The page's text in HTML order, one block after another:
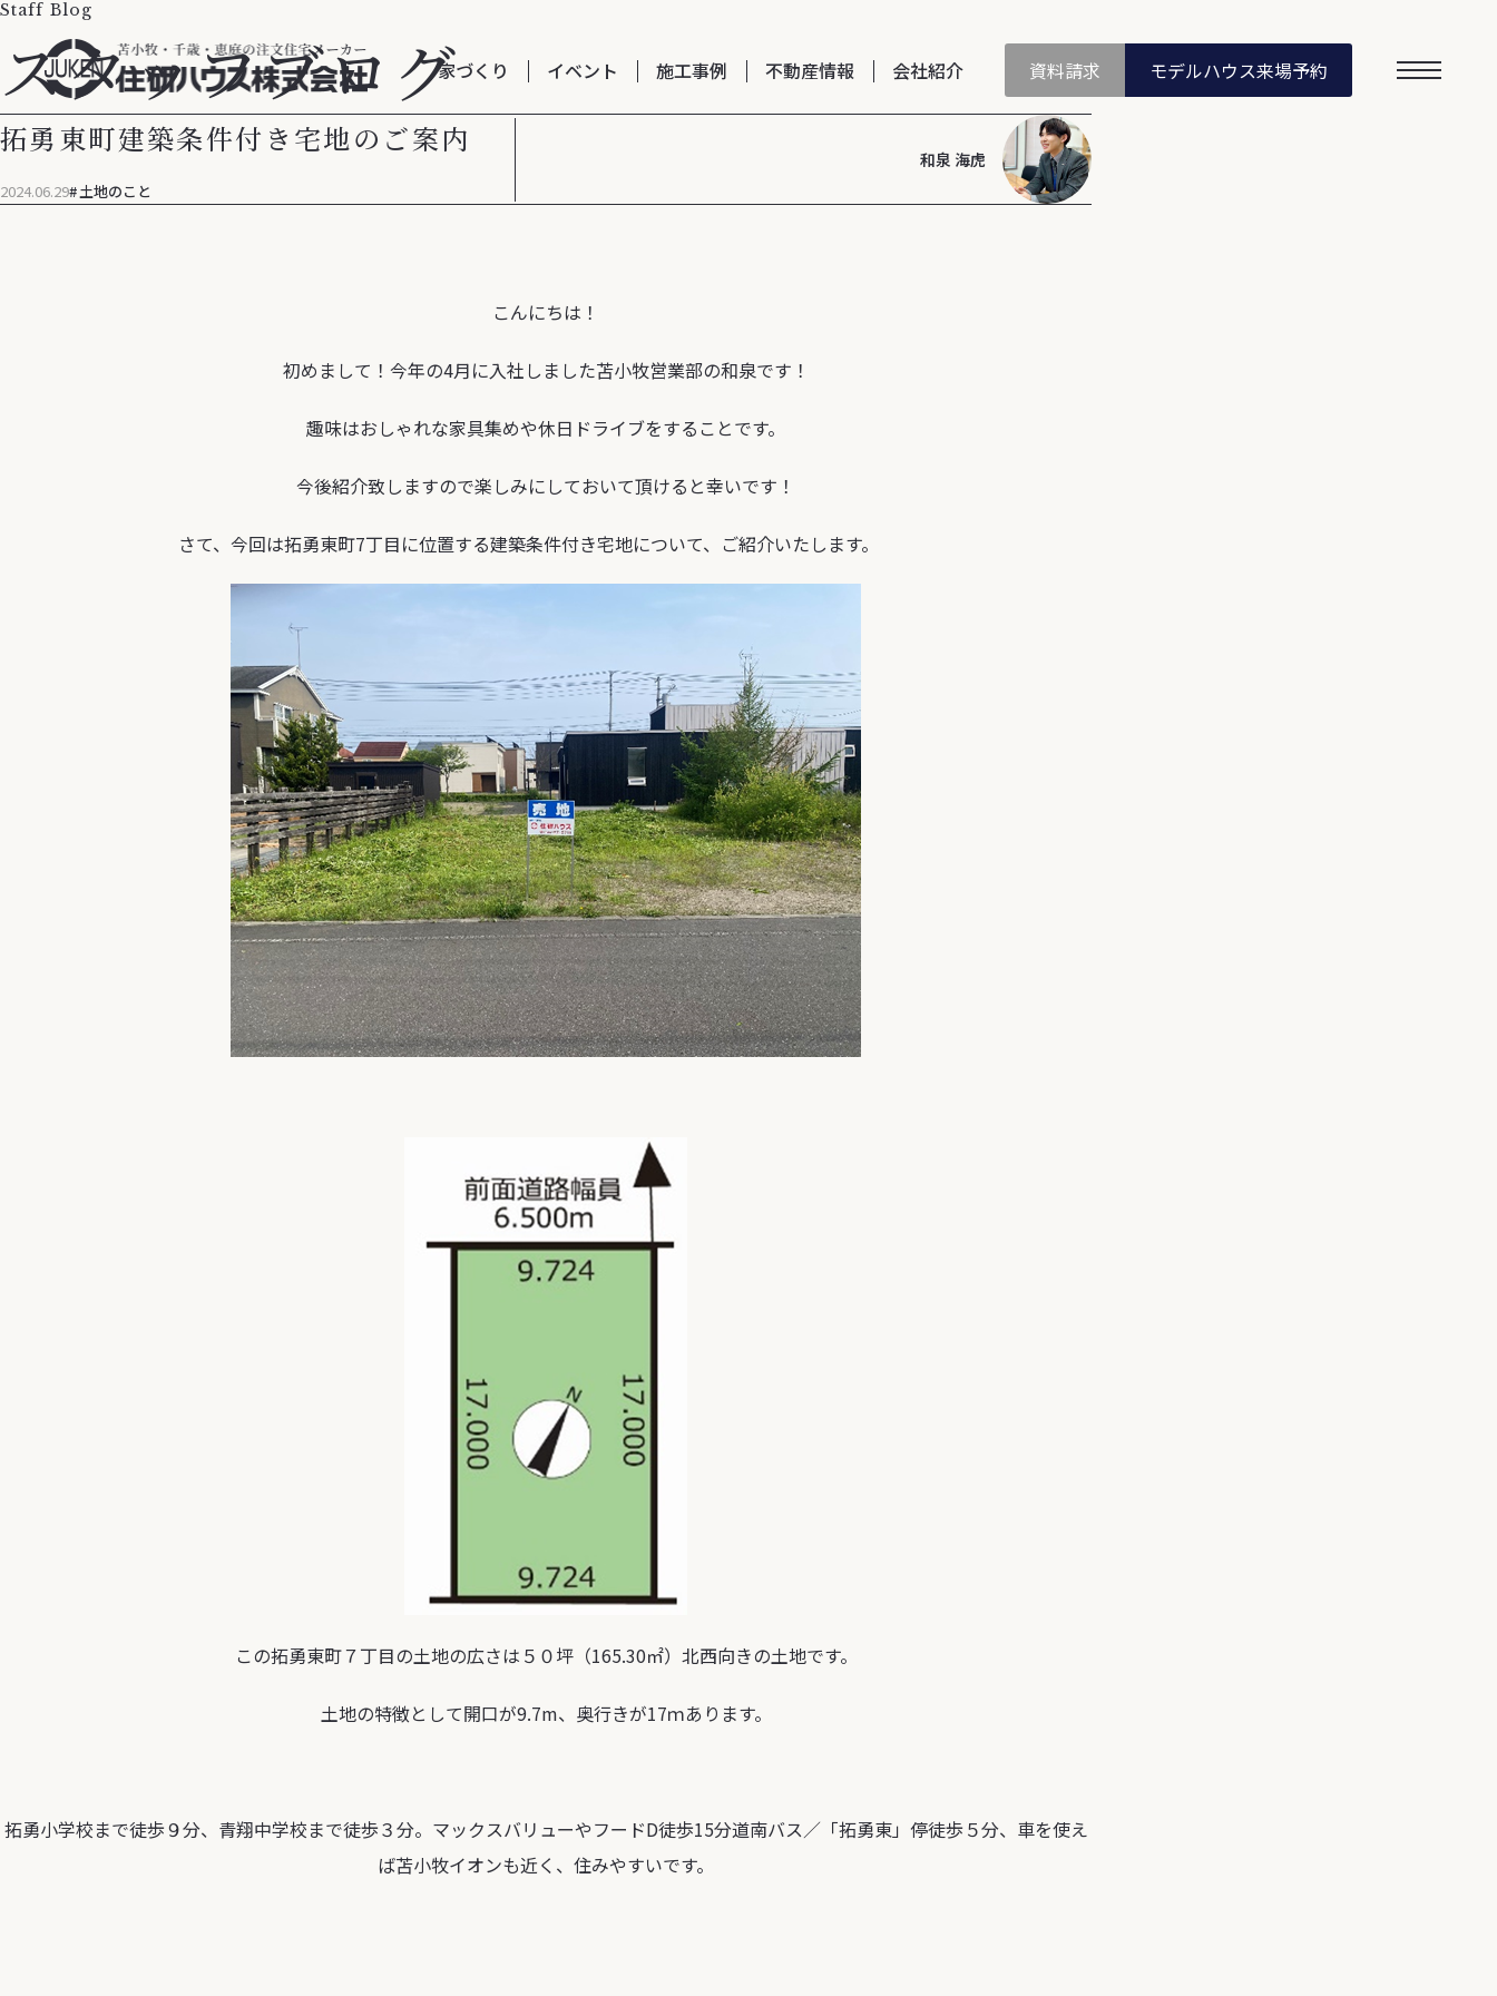
家づくり イベント 施工事例 不動産情報 会社紹介 資料請求 モデルハウス来場予約
Staff Blog
スタッフブログ
拓勇東町建築条件付き宅地のご案内
2024.06.29 土地のこと
和泉 海虎
こんにちは！
初めまして！今年の4月に入社しました苫小牧営業部の和泉です！
趣味はおしゃれな家具集めや休日ドライブをすることです。
今後紹介致しますので楽しみにしておいて頂けると幸いです！
さて、今回は拓勇東町7丁目に位置する建築条件付き宅地について、ご紹介いたします。
この拓勇東町７丁目の土地の広さは ５０坪（165.30㎡） 北西向きの土地です。
土地の特徴として開口が9.7m、奥行きが17ｍあります。
拓勇小学校まで徒歩９分、青翔中学校まで徒歩３分。マックスバリューやフードD徒歩15分道南バス／「拓勇東」停徒歩５分、 車を使え
ば苫小牧イオンも近く、住みやすいです。